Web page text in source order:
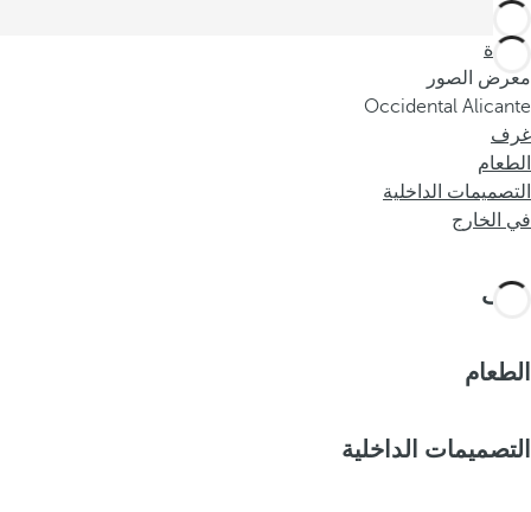
العودة
معرض الصور
Occidental Alicante
غرف
الطعام
التصميمات الداخلية
في الخارج
غرف
الطعام
التصميمات الداخلية